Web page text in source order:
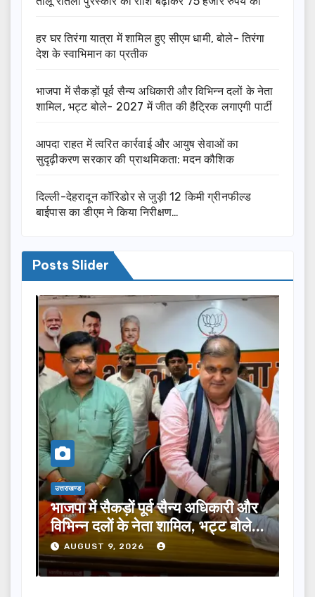
हर घर तिरंगा यात्रा में शामिल हुए सीएम धामी, बोले- तिरंगा
देश के स्वाभिमान का प्रतीक
भाजपा में सैकड़ों पूर्व सैन्य अधिकारी और विभिन्न दलों के नेता
शामिल, भट्ट बोले- 2027 में जीत की हैट्रिक लगाएगी पार्टी
आपदा राहत में त्वरित कार्रवाई और आयुष सेवाओं का
सुदृढ़ीकरण सरकार की प्राथमिकता: मदन कौशिक
दिल्ली-देहरादून कॉरिडोर से जुड़ी 12 किमी ग्रीनफील्ड
बाईपास का डीएम ने किया निरीक्षण…
Posts Slider
उत्तराखण्ड
भाजपा में सैकड़ों पूर्व सैन्य अधिकारी और
विभिन्न दलों के नेता शामिल, भट्ट बोले-
2027 में जीत की हैट्रिक लगाएगी पार्टी
AUGUST 9, 2026